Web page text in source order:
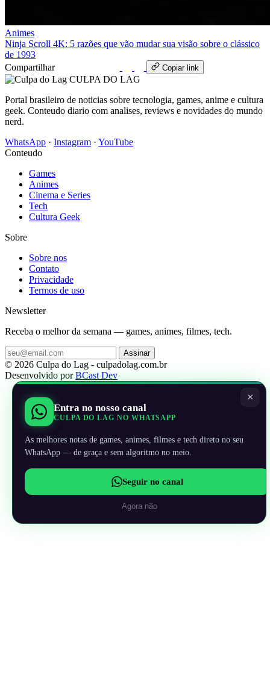
Animes
Ninja Scroll 4K: 5 razões que vão mudar sua visão sobre o clássico
de 1993
Compartilhar
Copiar link
CULPA DO LAG
Portal brasileiro de noticias sobre tecnologia, games, anime e cultura
geek. Conteudo diario com analises, reviews e novidades do mundo
nerd.
WhatsApp · Instagram · YouTube
Conteudo
Games
Animes
Cinema e Series
Tech
Cultura Geek
Sobre
Sobre nos
Contato
Privacidade
Termos de uso
Newsletter
Receba o melhor da semana — games, animes, filmes, tech.
Assinar
© 2026 Culpa do Lag - culpadolag.com.br
Desenvolvido porBCast Dev
×
Entra no nosso canal
CULPA DO LAG NO WHATSAPP
As melhores notas de games, animes, filmes e tech direto no seu
WhatsApp — de graça e sem algoritmo no meio.
Seguir no canal
Agora não